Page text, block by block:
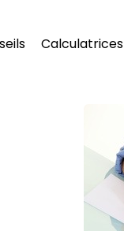
Calculatrices